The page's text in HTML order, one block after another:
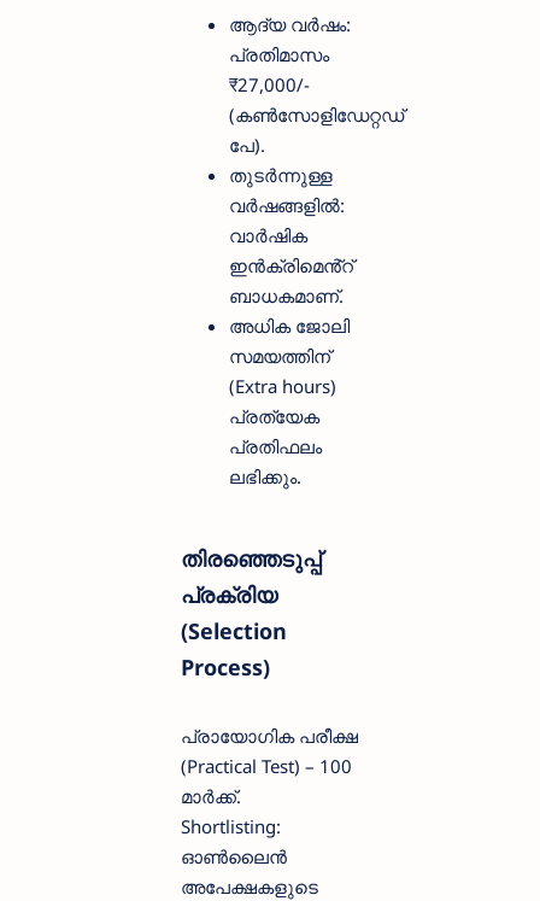
ആദ്യ വർഷം:
പ്രതിമാസം
₹27,000/-
(കൺസോളിഡേറ്റഡ്
പേ).
തുടർന്നുള്ള
വർഷങ്ങളിൽ:
വാർഷിക
ഇൻക്രിമെൻ്റ്
ബാധകമാണ്.
അധിക ജോലി
സമയത്തിന്
(Extra hours)
പ്രത്യേക
പ്രതിഫലം
ലഭിക്കും.
തിരഞ്ഞെടുപ്പ്
പ്രക്രിയ
(Selection
Process)
പ്രായോഗിക പരീക്ഷ
(Practical Test) – 100
മാർക്ക്.
Shortlisting:
ഓൺലൈൻ
അപേക്ഷകളുടെ